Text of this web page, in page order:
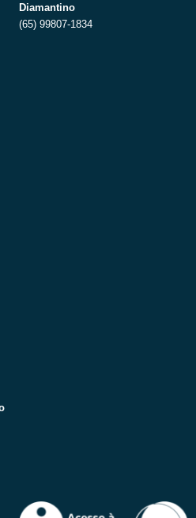
Diamantino
(65) 99807-1834